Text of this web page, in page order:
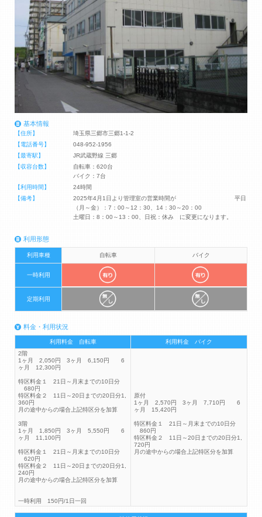
基本情報
【住所】
埼玉県三郷市三郷1-1-2
【電話番号】
048-952-1956
【最寄駅】
JR武蔵野線 三郷
【収容台数】
自転車：620台
バイク：7台
【利用時間】
24時間
【備考】
2025年4月1日より管理室の営業時間が 平日
（月～金）：7：00～12：30、14：30～20：00
土曜日：8：00～13：00、日祝：休み に変更になります。
利用形態
利用車種 自転車 バイク
一時利用
定期利用
料金・利用状況
利用料金 自転車
利用料金 バイク
2階
1ヶ月 2,050円 3ヶ月 6,150円 6
ヶ月 12,300円
特区料金１ 21日～月末までの10日分
680円
特区料金２ 11日～20日までの20日分1,
360円
月の途中からの場合上記特区分を加算
3階
1ヶ月 1,850円 3ヶ月 5,550円 6
ヶ月 11,100円
特区料金１ 21日～月末までの10日分
620円
特区料金２ 11日～20日までの20日分1,
240円
月の途中からの場合上記特区分を加算
一時利用 150円/1日一回
原付
1ヶ月 2,570円 3ヶ月 7,710円 6
ヶ月 15,420円
特区料金１ 21日～月末までの10日分
860円
特区料金２ 11日～20日までの20日分1,
720円
月の途中からの場合上記特区分を加算